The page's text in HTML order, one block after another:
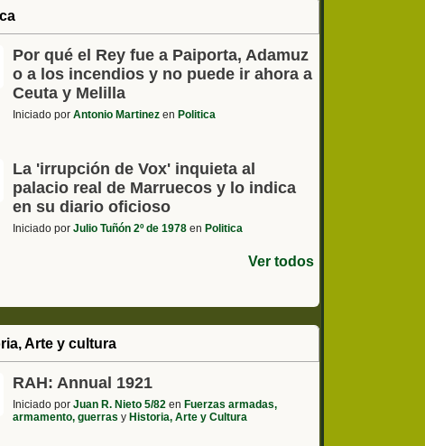
Por qué el Rey fue a Paiporta, Adamuz
o a los incendios y no puede ir ahora a
Ceuta y Melilla
Iniciado porAntonio Martinez en Politica
La 'irrupción de Vox' inquieta al
palacio real de Marruecos y lo indica
en su diario oficioso
Iniciado porJulio Tuñón 2º de 1978 en Politica
Ver todos
Arte y cultura
RAH: Annual 1921
Iniciado porJuan R. Nieto 5/82 en Fuerzas armadas,
armamento, guerras y Historia, Arte y Cultura